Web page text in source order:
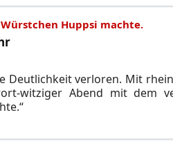
Huppsi machte.
Deutlichkeit verloren. Mit
witziger Abend mit dem